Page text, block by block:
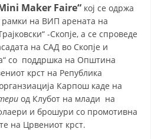
МАТЕРИЈАЛИ
БРОШУРИ
ПОСТЕРИ
Maker Faire“ кој се одржа
рамки на ВИП арената на
-Скопје, а се спроведе
на САД во Скопје и
со поддршка на Општина
крст на Република
Карпош каде на
од Клубот на млади на
и брошури со промотивна
на Црвениот крст.